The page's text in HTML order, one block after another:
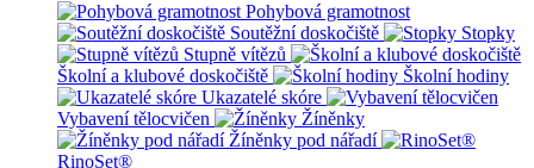
Pohybová gramotnost
Soutěžní doskočiště
Stopky
Stupně vítězů
Školní a klubové doskočiště
Školní hodiny
Ukazatelé skóre
Vybavení tělocvičen
Žíněnky
Žíněnky pod nářadí
RinoSet®